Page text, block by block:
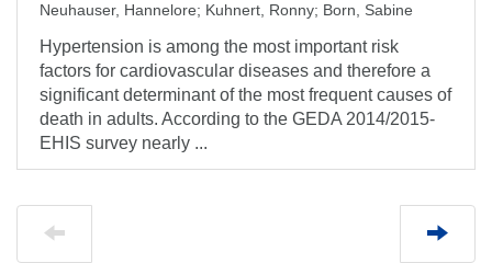
Neuhauser, Hannelore; Kuhnert, Ronny; Born, Sabine
Hypertension is among the most important risk
factors for cardiovascular diseases and therefore a
significant determinant of the most frequent causes of
death in adults. According to the GEDA 2014/2015-
EHIS survey nearly ...